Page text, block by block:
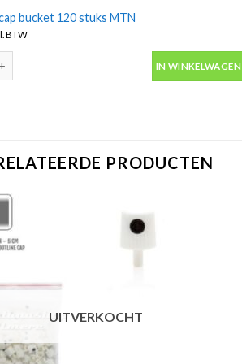
bucket 120 stuks MTN
BTW
bucket 120 stuks MTN aantal
IN WINKELWAGEN
PRODUCTEN
UITVERKOCHT